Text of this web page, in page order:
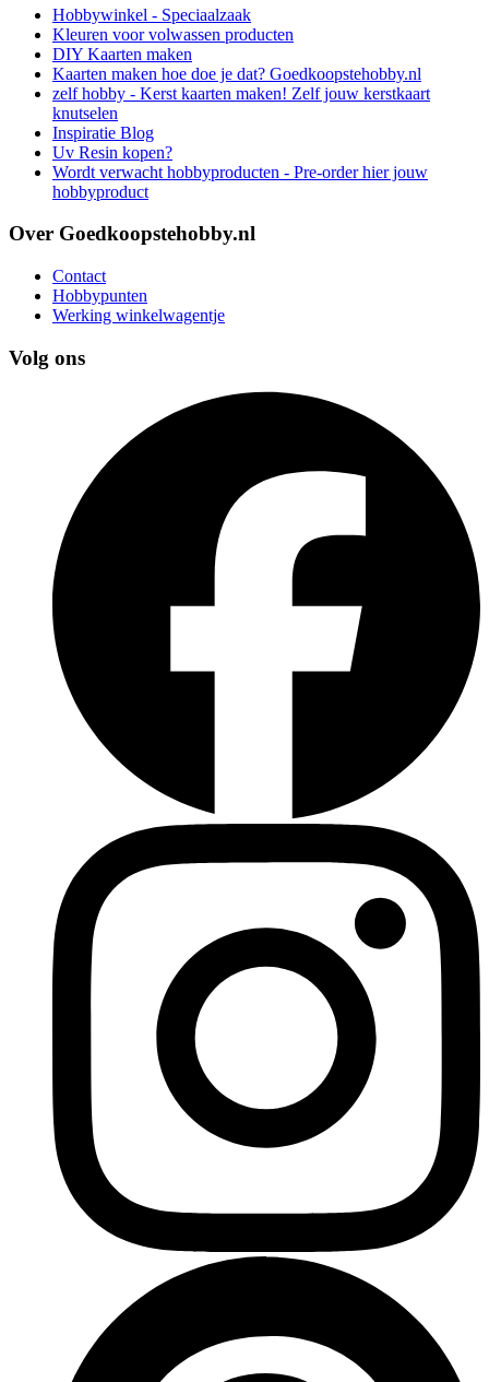
Hobbywinkel - Speciaalzaak
Kleuren voor volwassen producten
DIY Kaarten maken
Kaarten maken hoe doe je dat? Goedkoopstehobby.nl
zelf hobby - Kerst kaarten maken! Zelf jouw kerstkaart
knutselen
Inspiratie Blog
Uv Resin kopen?
Wordt verwacht hobbyproducten - Pre-order hier jouw
hobbyproduct
Over Goedkoopstehobby.nl
Contact
Hobbypunten
Werking winkelwagentje
Volg ons